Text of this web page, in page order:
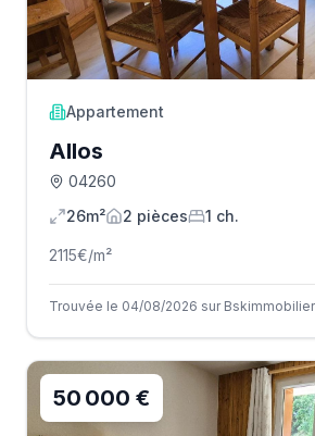
Appartement
Allos
04260
26m²
2 pièces 1 ch.
2115€/m²
Trouvée le 04/08/2026 sur Bskimmobilier
50 000 €